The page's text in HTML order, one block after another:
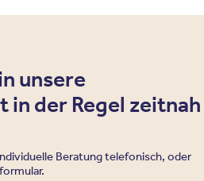
unsere
in der Regel zeitnah
Beratung telefonisch, oder